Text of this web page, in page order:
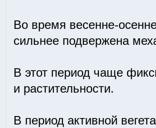
Во время весенне-
сильнее подвержена
В этот период чаще
и растительности.
В период активной